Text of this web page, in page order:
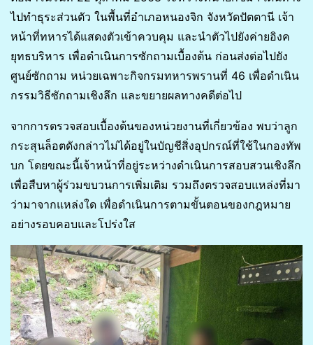
ไปทำธุระส่วนตัว ในพื้นที่อำเภอหนองจิก จังหวัดปัตตานี เจ้า
หน้าที่ทหารได้แสดงตัวเข้าควบคุม และนำตัวไปยังค่ายอิงค
ยุทธบริหาร เพื่อดำเนินการซักถามเบื้องต้น ก่อนส่งต่อไปยัง
ศูนย์ซักถาม หน่วยเฉพาะกิจกรมทหารพรานที่ 46 เพื่อดำเนิน
กรรมวิธีซักถามเชิงลึก และขยายผลทางคดีต่อไป
จากการตรวจสอบเบื้องต้นของหน่วยงานที่เกี่ยวข้อง พบว่าลูก
กระสุนล็อตดังกล่าวไม่ได้อยู่ในบัญชีสิ่งอุปกรณ์ที่ใช้ในกองทัพ
บก โดยขณะนี้เจ้าหน้าที่อยู่ระหว่างดำเนินการสอบสวนเชิงลึก
เพื่อสืบหาผู้ร่วมขบวนการเพิ่มเติม รวมถึงตรวจสอบแหล่งที่มา
ว่ามาจากแหล่งใด เพื่อดำเนินการตามขั้นตอนของกฎหมาย
อย่างรอบคอบและโปร่งใส